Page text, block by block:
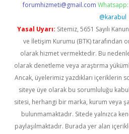
forumhizmeti@gmail.com
@karabul
Yasal Uyarı: Sitemiz, 5651 Sayılı
ve İletişim Kurumu (BTK) tarafından
olarak hizmet vermektedir. Bu
olarak denetleme veya araştırma
Ancak, üyelerimiz yazdıkları içeriklerin
siteye üye olarak bu sorumluluğu
sitesi, herhangi bir marka, kurum veya
bulunmamaktadır. Sitede yalnızca
paylaşılmaktadır. Burada yer alan